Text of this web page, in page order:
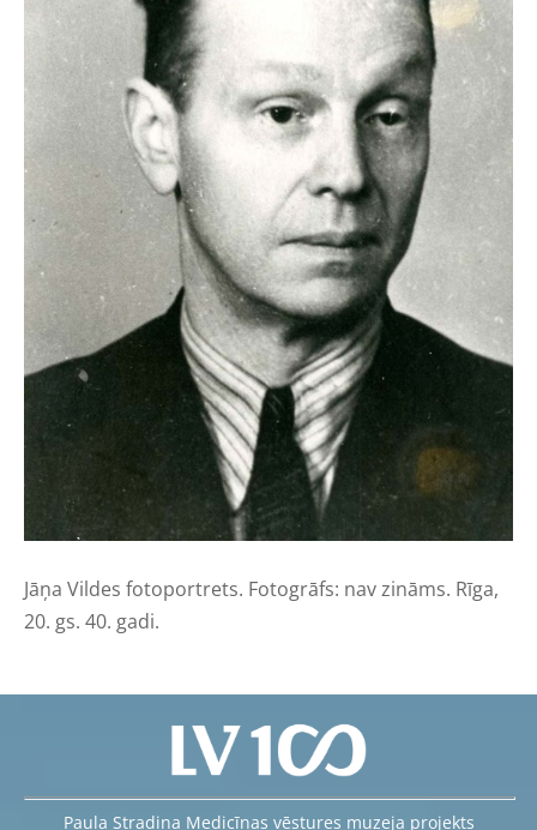
Jāņa Vildes fotoportrets. Fotogrāfs: nav zināms. Rīga,
20. gs. 40. gadi.
Paula Stradiņa Medicīnas vēstures muzeja projekts